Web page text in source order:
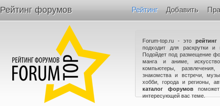
Рейтинг форумов Рейтинг Добавить
Forum-top.ru - это
подходит для раскрутки и
Подойдет под размещение
манга и аниме,
компьютеры,
знакомства и встречи,
хобби, города и регионы,
каталог форумов
интересующей вас теме.